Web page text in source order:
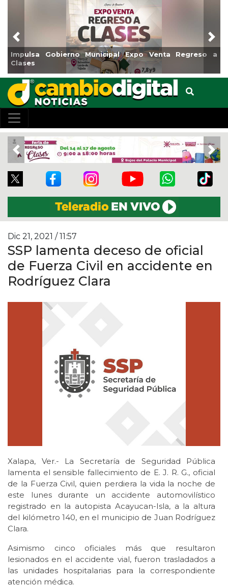
Impulsa Gobierno Municipal Expo Venta Regreso a
Clases
Previous
Previous
Dic 21, 2021 / 11:57
SSP lamenta deceso de oficial
de Fuerza Civil en accidente en
Rodríguez Clara
Xalapa, Ver.- La Secretaría de Seguridad Pública
lamenta el sensible fallecimiento de E. J. R. G., oficial
de la Fuerza Civil, quien perdiera la vida la noche de
este lunes durante un accidente automovilístico
registrado en la autopista Acayucan-Isla, a la altura
del kilómetro 140, en el municipio de Juan Rodríguez
Clara.
Asimismo cinco oficiales más que resultaron
lesionados en el accidente vial, fueron trasladados a
las unidades hospitalarias para la correspondiente
atención médica.